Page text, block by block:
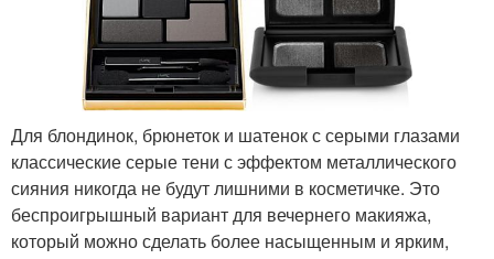
Для блондинок, брюнеток и шатенок с серыми глазами
классические серые тени с эффектом металлического
сияния никогда не будут лишними в косметичке. Это
беспроигрышный вариант для вечернего макияжа,
который можно сделать более насыщенным и ярким,